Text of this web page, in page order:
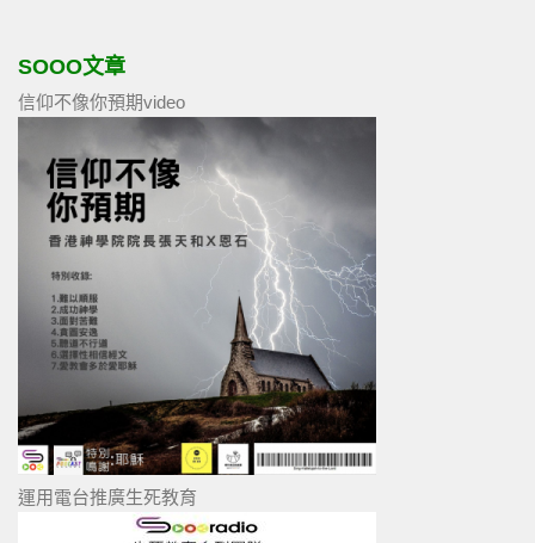
SOOO文章
信仰不像你預期video
運用電台推廣生死教育